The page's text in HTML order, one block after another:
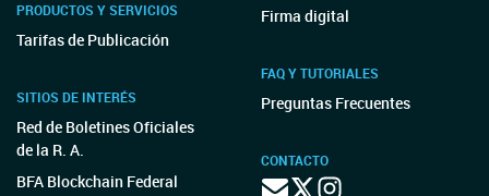
PRODUCTOS Y SERVICIOS
Tarifas de Publicación
SITIOS DE INTERÉS
Red de Boletines Oficiales
de la R. A.
BFA Blockchain Federal
Firma digital
FAQ Y TUTORIALES
Preguntas Frecuentes
CONTACTO